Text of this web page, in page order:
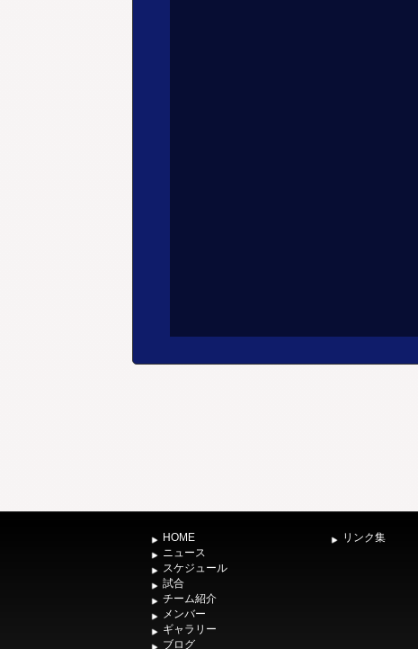
HOME
ニュース
スケジュール
試合
チーム紹介
メンバー
ギャラリー
ブログ
リンク集